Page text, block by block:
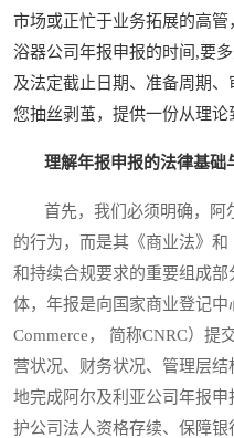
市场或正忙于业务拓展的高
浴器公司年报申报的时间,要
及法定截止日期、准备周期
您抽丝剥茧，提供一份从理论
理解年报申报的法律基础
首先，我们必须明确，阿
的行为，而是其《商业法》
和持续合规要求的重要组成
体，年报是向国家商业登记中
Commerce， 简称CNRC）提
营状况、财务状况、管理层
地完成阿尔及利亚公司年报
护公司法人资格存续、保障